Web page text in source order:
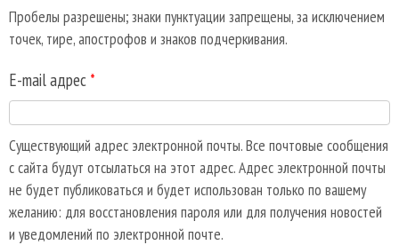
Пробелы разрешены; знаки пунктуации запрещены, за исключением
точек, тире, апострофов и знаков подчеркивания.
E-mail адрес *
Существующий адрес электронной почты. Все почтовые сообщения
с сайта будут отсылаться на этот адрес. Адрес электронной почты
не будет публиковаться и будет использован только по вашему
желанию: для восстановления пароля или для получения новостей
и уведомлений по электронной почте.